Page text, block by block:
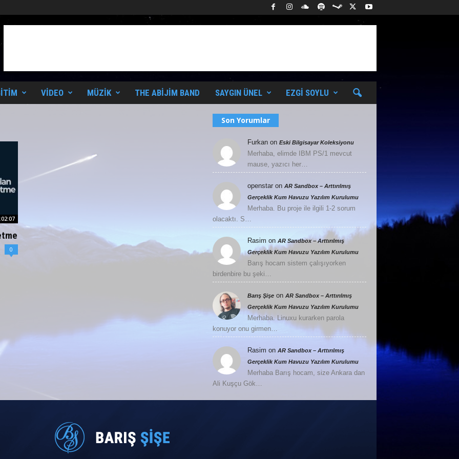
VIDEO MÜZIK THE ABIJIM BAND SAYGIN ÜNEL EZGI SOYLU
0
Son Yorumlar
Furkan on Eski Bilgisayar Koleksiyonu
Merhaba, elimde IBM PS/1 mevcut
mause, yazıcı her…
openstar on AR Sandbox – Arttırılmış
Gerçeklik Kum Havuzu Yazılım Kurulumu
Merhaba. Bu proje ile ilgili 1-2 sorum
olacaktı. S…
Rasim on AR Sandbox – Arttırılmış
Gerçeklik Kum Havuzu Yazılım Kurulumu
Barış hocam sistem çalışıyorken
birdenbire bu şeki…
Barış Şişe on AR Sandbox – Arttırılmış
Gerçeklik Kum Havuzu Yazılım Kurulumu
Merhaba. Linuxu kurarken parola
konuyor onu girmen…
Rasim on AR Sandbox – Arttırılmış
Gerçeklik Kum Havuzu Yazılım Kurulumu
Merhaba Barış hocam, size Ankara dan
Ali Kuşçu Gök…